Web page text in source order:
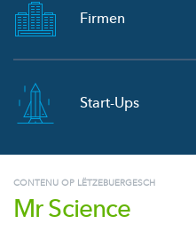
Firmen
Start-Ups
CONTENU OP LËTZEBUERGESCH
Mr Science